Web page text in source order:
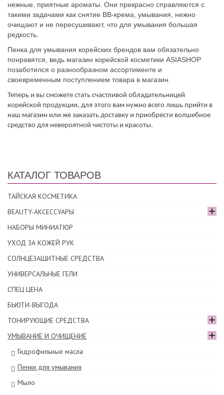
нежные, приятные ароматы. Они прекрасно справляются с
такими задачами как снятие ВВ-крема, умывания, нежно
очищают и не пересушивают, что для умывания большая
редкость.
Пенка для умывания корейских брендов вам обязательно
понравятся, ведь магазин корейской косметики ASIASHOP
позаботился о разнообразном ассортименте и
своевременным поступлением товара в магазин.
Теперь и вы сможете стать счастливой обладательницей
корейской продукции, для этого вам нужно всего лишь прийти в
наш магазин или же заказать доставку и приобрести волшебное
средство для невероятной чистоты и красоты.
КАТАЛОГ ТОВАРОВ
ТАЙСКАЯ КОСМЕТИКА
BEAUTY-АКСЕССУАРЫ
НАБОРЫ МИНИАТЮР
УХОД ЗА КОЖЕЙ РУК
СОЛНЦЕЗАЩИТНЫЕ СРЕДСТВА
УНИВЕРСАЛЬНЫЕ ГЕЛИ
СПЕЦ ЦЕНА
БЬЮТИ-ВЫГОДА
ТОНИРУЮЩИЕ СРЕДСТВА
УМЫВАНИЕ И ОЧИЩЕНИЕ
Гидрофильные масла
Пенки для умывания
Мыло